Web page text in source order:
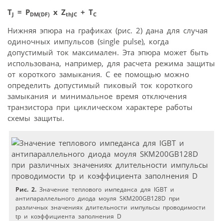
TJ = РDM(DF) x ZthJC + ТC
Нижняя эпюра на графиках (рис. 2) дана для случая
одиночных импульсов (single pulse), когда
допустимый ток максимален. Эта эпюра может быть
использована, например, для расчета режима защиты
от короткого замыкания. С ее помощью можно
определить допустимый пиковый ток короткого
замыкания и минимальное время отключения
транзистора при циклическом характере работы
схемы защиты.
Рис. 2. Значение теплового импеданса для IGBT и
антипараллельного диода моуля SKM200GB128D при
различных значениях длительности импульсы проводимости
tp и коэффициента заполнения D